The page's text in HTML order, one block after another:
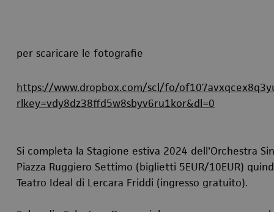
per scaricare le fotografie
https://www.dropbox.com/scl/fo/
rlkey=vdy8dz38ffd5w8sbyv6ru1kor&dl=0
Si completa la Stagione estiva 2024 dell'Orchestra
Piazza Ruggiero Settimo (biglietti 5EUR/10EUR)
Teatro Ideal di Lercara Friddi (ingresso gratuito).